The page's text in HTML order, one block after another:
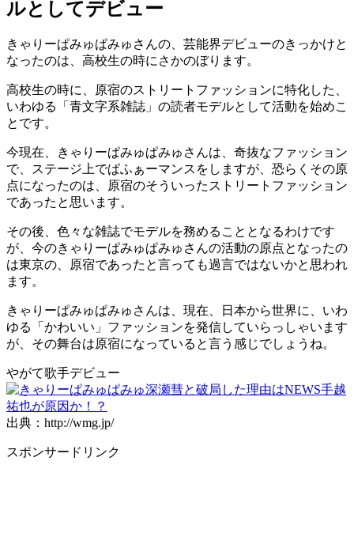
ルとしてデビュー
きゃりーぱみゅぱみゅさんの、芸能界デビューのきっかけと
なったのは、高校生の時にさかのぼります。
高校生の時に、原宿のストリートファッションに特化した、
いわゆる
「青文字系雑誌」 の読者モデルとして活動を始めこ
とです。
今現在、きゃりーぱみゅぱみゅさんは、奇抜なファッション
で、ステージ上でぱふぁーマンスをしますが、恐らくその原
点になったのは、原宿のそういったストリートファッション
であったと思います。
その後、色々な雑誌でモデルを務めることとなるわけです
が、今のきゃりーぱみゅぱみゅさんの活動の原点となったの
は東京の、原宿であったと言っても過言ではないかと思われ
ます。
きゃりーぱみゅぱみゅさんは、現在、日本から世界に、いわ
ゆる「かわいい」ファッションを発信していらっしゃいます
が、その舞台は原宿になっていると言う感じでしょうね。
やがて歌手デビュー
出典：http://wmg.jp/
スポンサードリンク